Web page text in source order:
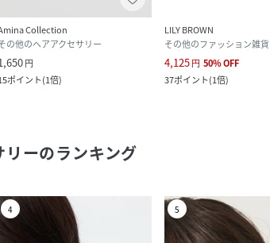
Collection
の他のヘアアクセサリー
円
ポイント(1倍)
LILY BROWN
その他のファッション雑貨
4,125円 50%OFF
37ポイント(1倍)
リーのランキング
4 5